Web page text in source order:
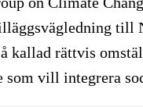
till
kallad rättvis
vill integrera